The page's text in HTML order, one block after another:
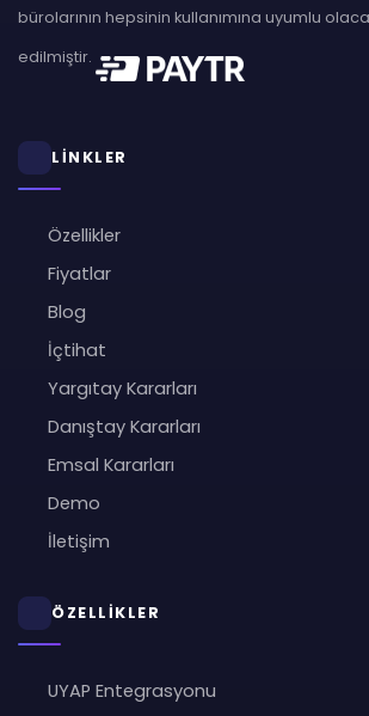
bürolarının hepsinin kullanımına uyumlu
edilmiştir.
LİNKLER
Özellikler
Fiyatlar
Blog
İçtihat
Yargıtay Kararları
Danıştay Kararları
Emsal Kararları
Demo
İletişim
ÖZELLİKLER
UYAP Entegrasyonu